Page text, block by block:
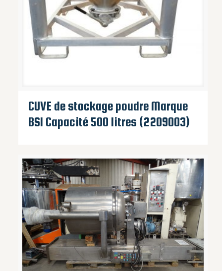
CUVE de stockage poudre Marque
BSI Capacité 500 litres (2209003)